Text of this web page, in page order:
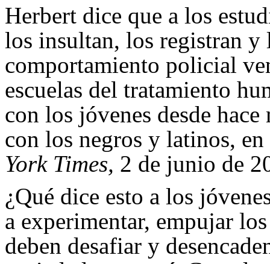
Herbert dice que a los
los insultan, los registran
comportamiento policial
escuelas del tratamiento
con los jóvenes desde
con los negros y latinos,
York Times, 2 de junio de
¿Qué dice esto a los
a experimentar, empujar
deben desafiar y